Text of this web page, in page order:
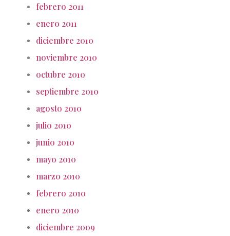
febrero 2011
enero 2011
diciembre 2010
noviembre 2010
octubre 2010
septiembre 2010
agosto 2010
julio 2010
junio 2010
mayo 2010
marzo 2010
febrero 2010
enero 2010
diciembre 2009